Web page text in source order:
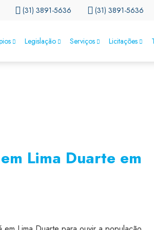
(31) 3891-5636 (31) 3891-5636
Legislação Serviços Licitações
Lima Duarte em